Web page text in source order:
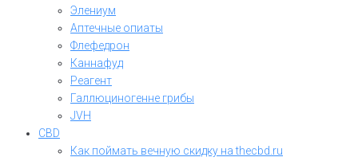
Элениум
Аптечные опиаты
Флефедрон
Каннафуд
Реагент
Галлюциногенне грибы
JVH
CBD
Как поймать вечную скидку на thecbd.ru